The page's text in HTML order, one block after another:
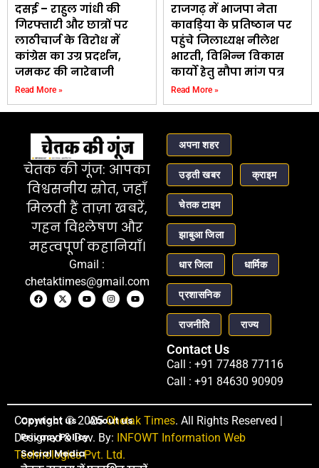
दसई – राहुल गांधी की
गिरफ्तारी और छात्रों पर
लाठीचार्ज के विरोध में
कांग्रेस का उग्र प्रदर्शन,
जमकर की नारेबाजी
Read More »
राजगढ़ में भाजपा नेता
कावड़िया के प्रतिष्ठान पर
पहुंचे जिलाध्यक्ष नीलेश
भारती, विभिन्न विकास
कार्यो हेतु सौपा मांग पत्र
Read More »
चेतक की गूंज: आपका
विश्वसनीय स्रोत, जहाँ
मिलती हैं ताज़ा खबरें,
गहन विश्लेषण और
महत्वपूर्ण कहानियाँ।
Gmail :
chetaktimes@gmail.com
अपना शहर
उड़ती खबर क्राइम
चेतक टाइम
झाबुआ जिला
धार जिला धार्मिक
प्रशासनिक
राजनीति राज्य
Contact Us
Call : +91 77488 77116
Call : +91 84630 90909
Contact us
About us
Privacy Policy
Social Media
Copyright © 2025Chetak Times. All Rights Reserved |
Designed & Dev. By: INFOWT Information Web
Technologies Pvt. Ltd.